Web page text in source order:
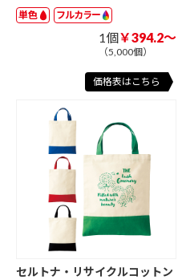
単色 フルカラー
1個￥394.2～
（5,000個）
価格表はこちら
セルトナ・リサイクルコットン